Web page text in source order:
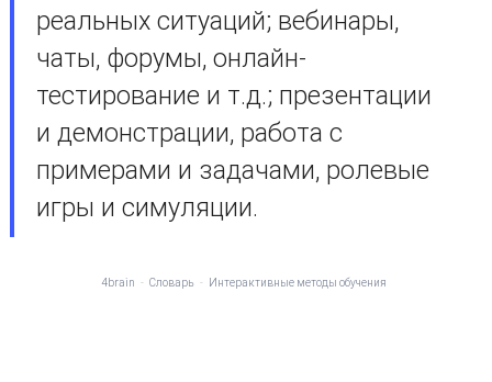
реальных ситуаций; вебинары,
чаты, форумы, онлайн-
тестирование и т.д.; презентации
и демонстрации, работа с
примерами и задачами, ролевые
игры и симуляции.
4brain - Словарь - Интерактивные методы обучения